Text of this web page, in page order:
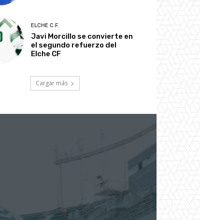
ELCHE C.F.
Javi Morcillo se convierte en
el segundo refuerzo del
Elche CF
Cargar más